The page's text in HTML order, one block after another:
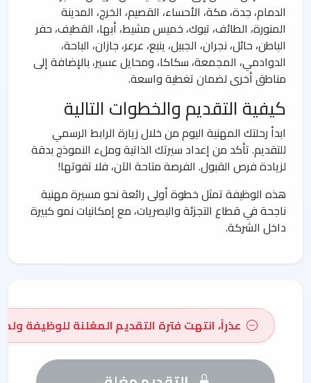
الدمام، جدة، مكة، الأحساء، القصيم، الخرج، المدينة
المنورة، الطائف، تبوك، خميس مشيط، أبها، القطيف، حفر
الباطن، حائل، نجران، الجبيل، ينبع، عرعر، جازان، الباحة،
الدوادمي، المجمعة، سكاكا، ومحايل عسير، بالإضافة إلى
مناطق أخرى لضمان تغطية واسعة.
كيفية التقديم والخطوات التالية
ابدأ رحلتك المهنية اليوم من خلال زيارة الرابط الرسمي
للتقديم. تأكد من إعداد سيرتك الذاتية وملء النموذج بدقة
لزيادة فرص القبول. الفرصة متاحة الآن، فلا تفوتها!
هذه الوظيفة تمثل خطوة أولى رائعة نحو مسيرة مهنية
ناجحة في قطاع التجزئة والبصريات، مع إمكانيات نمو كبيرة
داخل الشركة.
عذراً، انتهت فترة التقديم المعُلنة للوظيفة